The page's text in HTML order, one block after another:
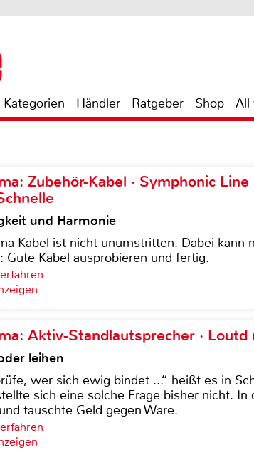
Kategorien Händler Ratgeber Shop All
Zubehör-Kabel · Symphonic
und Harmonie
Kabel ist nicht unumstritten. Dabei kann
Gute Kabel ausprobieren und fertig.
Aktiv-Standlautsprecher · Loutd
leihen
wer sich ewig bindet ...“ heißt es in
sich eine solche Frage bisher nicht. In
tauschte Geld gegen Ware.